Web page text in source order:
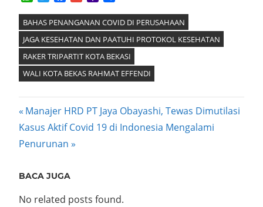
BAHAS PENANGANAN COVID DI PERUSAHAAN
JAGA KESEHATAN DAN PAATUHI PROTOKOL KESEHATAN
RAKER TRIPARTIT KOTA BEKASI
WALI KOTA BEKAS RAHMAT EFFENDI
Post
navigation
Previous
Post:
Manajer HRD PT Jaya Obayashi, Tewas Dimutilasi
Next
Post:
Kasus Aktif Covid 19 di Indonesia Mengalami
Penurunan
BACA JUGA
No related posts found.